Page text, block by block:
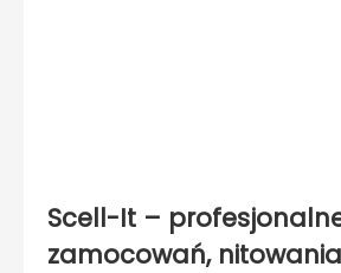
Scell-It –
zamocowań,